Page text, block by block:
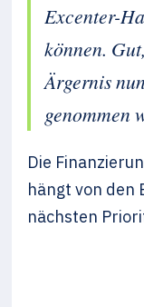
Excenter-
können.
Ärgernis
genommen
Die
hängt von den
nächsten